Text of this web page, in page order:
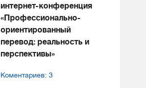
интернет-конференция
«Профессионально-
ориентированный
перевод: реальность и
перспективы»
Коментариев: 3